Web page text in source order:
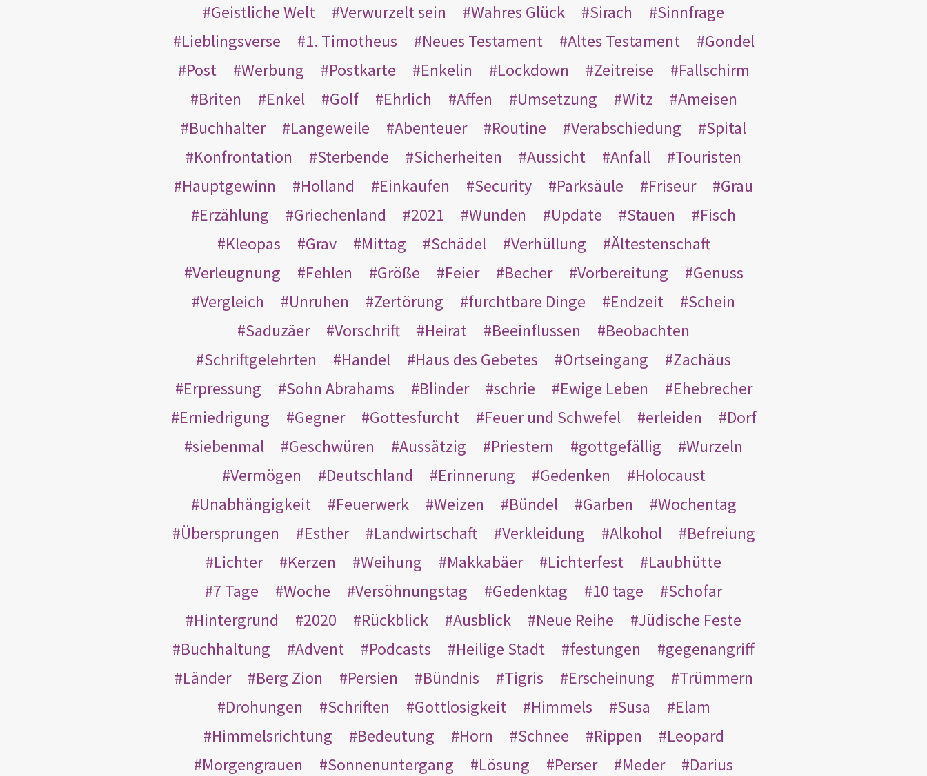
Geistliche Welt
Verwurzelt sein Wahres Glück Sirach
Sinnfrage
Lieblingsverse
1. Timotheus Neues Testament Altes Testament
Gondel
Post
Werbung Postkarte Enkelin Lockdown Zeitreise
Fallschirm
Briten
Enkel Golf Ehrlich Affen Umsetzung Witz
Ameisen
Buchhalter
Langeweile Abenteuer Routine Verabschiedung
Spital
Konfrontation
Sterbende Sicherheiten Aussicht Anfall
Touristen
Hauptgewinn
Holland Einkaufen Security Parksäule Friseur
Grau
Erzählung
Griechenland 2021 Wunden Update Stauen
Fisch
Kleopas
Grav Mittag Schädel Verhüllung
Ältestenschaft
Verleugnung
Fehlen Größe Feier Becher Vorbereitung
Genuss
Vergleich
Unruhen Zertörung furchtbare Dinge Endzeit
Schein
Saduzäer
Vorschrift Heirat Beeinflussen
Beobachten
Schriftgelehrten
Handel Haus des Gebetes Ortseingang
Zachäus
Erpressung
Sohn Abrahams Blinder schrie Ewige Leben
Ehebrecher
Erniedrigung
Gegner Gottesfurcht Feuer und Schwefel erleiden
Dorf
siebenmal
Geschwüren Aussätzig Priestern gottgefällig
Wurzeln
Vermögen
Deutschland Erinnerung Gedenken
Holocaust
Unabhängigkeit
Feuerwerk Weizen Bündel Garben
Wochentag
Übersprungen
Esther Landwirtschaft Verkleidung Alkohol
Befreiung
Lichter
Kerzen Weihung Makkabäer Lichterfest
Laubhütte
7 Tage
Woche Versöhnungstag Gedenktag 10 tage
Schofar
Hintergrund
2020 Rückblick Ausblick Neue Reihe
Jüdische Feste
Buchhaltung
Advent Podcasts Heilige Stadt festungen
gegenangriff
Länder
Berg Zion Persien Bündnis Tigris Erscheinung
Trümmern
Drohungen
Schriften Gottlosigkeit Himmels Susa
Elam
Himmelsrichtung
Bedeutung Horn Schnee Rippen
Leopard
Morgengrauen
Sonnenuntergang Lösung Perser Meder
Darius